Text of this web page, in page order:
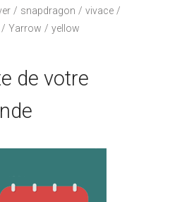
snapdragon
vivace
Yarrow yellow
de votre